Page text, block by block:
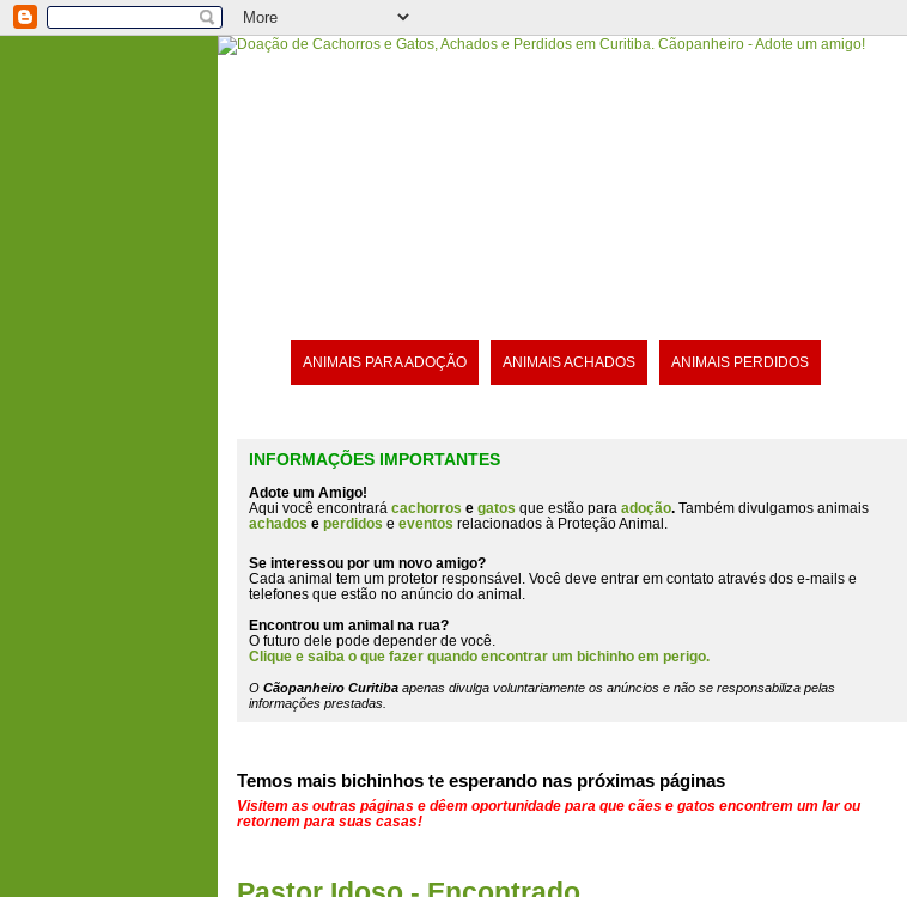
ANIMAIS PARA ADOÇÃO ANIMAIS ACHADOS ANIMAIS PERDIDOS
INFORMAÇÕES IMPORTANTES
Adote um Amigo!
Aqui você encontrará cachorros e gatos que estão para adoção. Também divulgamos animais
achados e perdidos e eventos relacionados à Proteção Animal.
Se interessou por um novo amigo?
Cada animal tem um protetor responsável. Você deve entrar em contato através dos e-mails e
telefones que estão no anúncio do animal
Encontrou um animal na rua?
O futuro dele pode depender de você.
Clique e saiba o que fazer quando encontrar um bichinho em perigo.
O Cãopanheiro Curitiba apenas divulga voluntariamente os anúncios e não se responsabiliza pelas
informações prestadas.
Temos mais bichinhos te esperando nas próximas páginas
Visitem as outras páginas e dêem oportunidade para que cães e gatos encontrem um lar ou
retornem para suas casas!